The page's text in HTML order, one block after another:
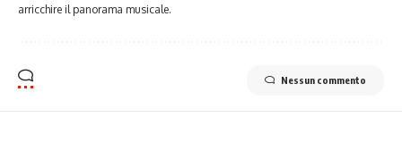
arricchire il panorama musicale.
Nessun commento